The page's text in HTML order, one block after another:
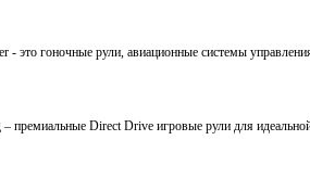
- это гоночные рули, авиационные системы
– премиальные Direct Drive игровые рули для